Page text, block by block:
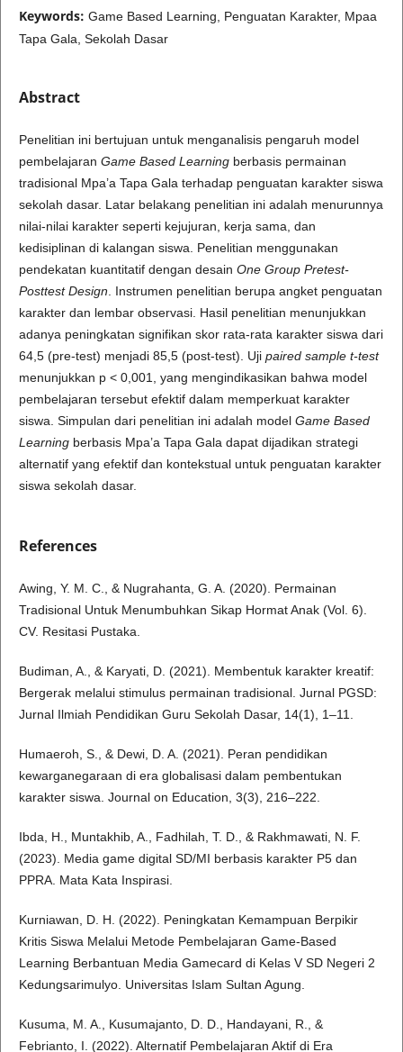
Keywords: Game Based Learning, Penguatan Karakter, Mpaa
Tapa Gala, Sekolah Dasar
Abstract
Penelitian ini bertujuan untuk menganalisis pengaruh model
pembelajaran Game Based Learningberbasis permainan
tradisional Mpa’a Tapa Gala terhadap penguatan karakter siswa
sekolah dasar. Latar belakang penelitian ini adalah menurunnya
nilai-nilai karakter seperti kejujuran, kerja sama, dan
kedisiplinan di kalangan siswa. Penelitian menggunakan
pendekatan kuantitatif dengan desain One Group Pretest-
Posttest Design . Instrumen penelitian berupa angket penguatan
karakter dan lembar observasi. Hasil penelitian menunjukkan
adanya peningkatan signifikan skor rata-rata karakter siswa dari
64,5 (pre-test) menjadi 85,5 (post-test). Uji paired sample t-test
menunjukkan p < 0,001, yang mengindikasikan bahwa model
pembelajaran tersebut efektif dalam memperkuat karakter
siswa. Simpulan dari penelitian ini adalah model Game Based
L earningberbasis Mpa’a Tapa Gala dapat dijadikan strategi
alternatif yang efektif dan kontekstual untuk penguatan karakter
siswa sekolah dasar.
References
Awing, Y. M. C., & Nugrahanta, G. A. (2020). Permainan
Tradisional Untuk Menumbuhkan Sikap Hormat Anak (Vol. 6).
CV. Resitasi Pustaka.
Budiman, A., & Karyati, D. (2021). Membentuk karakter kreatif:
Bergerak melalui stimulus permainan tradisional. Jurnal PGSD:
Jurnal Ilmiah Pendidikan Guru Sekolah Dasar, 14(1), 1–11.
Humaeroh, S., & Dewi, D. A. (2021). Peran pendidikan
kewarganegaraan di era globalisasi dalam pembentukan
karakter siswa. Journal on Education, 3(3), 216–222.
Ibda, H., Muntakhib, A., Fadhilah, T. D., & Rakhmawati, N. F.
(2023). Media game digital SD/MI berbasis karakter P5 dan
PPRA. Mata Kata Inspirasi.
Kurniawan, D. H. (2022). Peningkatan Kemampuan Berpikir
Kritis Siswa Melalui Metode Pembelajaran Game-Based
Learning Berbantuan Media Gamecard di Kelas V SD Negeri 2
Kedungsarimulyo. Universitas Islam Sultan Agung.
Kusuma, M. A., Kusumajanto, D. D., Handayani, R., &
Febrianto, I. (2022). Alternatif Pembelajaran Aktif di Era